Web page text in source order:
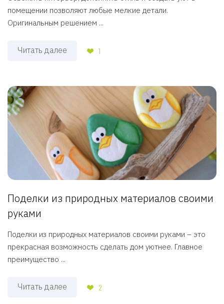
помещении позволяют любые мелкие детали.
Оригинальным решением ...
Читать далее 1
Поделки из природных материалов своими
руками
Поделки из природных материалов своими руками – это
прекрасная возможность сделать дом уютнее. Главное
преимущество ...
Читать далее 2